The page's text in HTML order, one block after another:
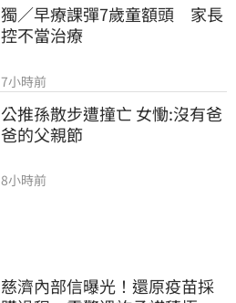
獨／早療課彈7歲童額頭　家長
控不當治療
7小時前
公推孫散步遭撞亡 女慟:沒有爸
爸的父親節
8小時前
慈濟內部信曝光！還原疫苗採